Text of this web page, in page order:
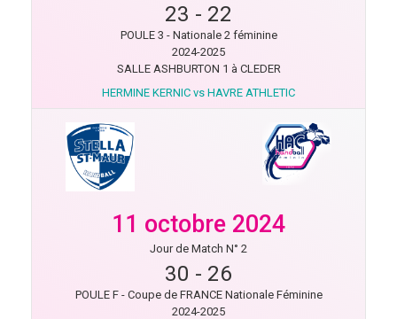
23 - 22
POULE 3 - Nationale 2 féminine
2024-2025
SALLE ASHBURTON 1 à CLEDER
HERMINE KERNIC vs HAVRE ATHLETIC
11 octobre 2024
Jour de Match N° 2
30 - 26
POULE F - Coupe de FRANCE Nationale Féminine
2024-2025